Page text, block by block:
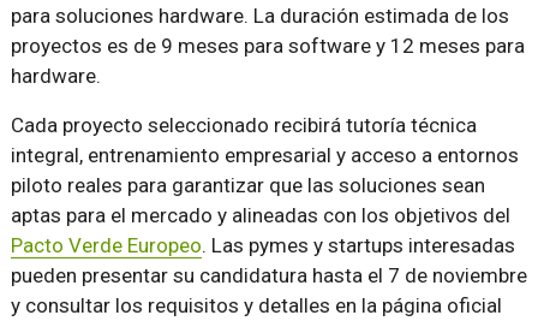
para soluciones hardware. La duración estimada de los
proyectos es de 9 meses para software y 12 meses para
hardware.
Cada proyecto seleccionado recibirá tutoría técnica
integral, entrenamiento empresarial y acceso a entornos
piloto reales para garantizar que las soluciones sean
aptas para el mercado y alineadas con los objetivos del
Pacto Verde Europeo. Las pymes y startups interesadas
pueden presentar su candidatura hasta el 7 de noviembre
y consultar los requisitos y detalles en la página oficial